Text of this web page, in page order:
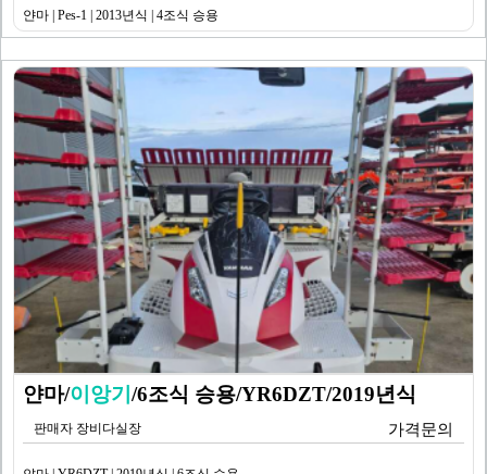
얀마 | Pes-1 | 2013년식 | 4조식 승용
얀마/이앙기/6조식 승용/YR6DZT/2019년식
판매자 장비다실장 가격문의